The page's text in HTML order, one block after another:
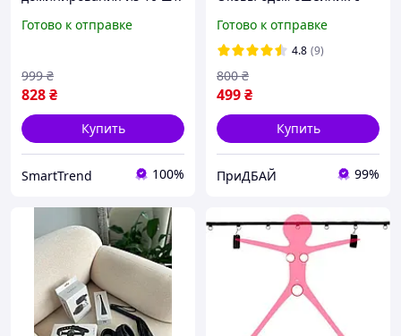
взрослых красный
Готово к отправке
828₴
999 ₴
Купить
SmartTrend 100%
фиксации бдсм 10
аксессуаров
Готово к отправке
4.8 (9)
499₴
800 ₴
Купить
ПриДБАЙ 99%